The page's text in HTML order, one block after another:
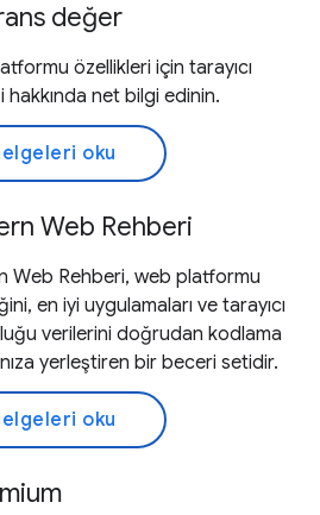
değer
özellikleri için tarayıcı
hakkında net bilgi edinin.
oku
Web Rehberi
Web Rehberi, web platformu
en iyi uygulamaları ve tarayıcı
verilerini doğrudan kodlama
yerleştiren bir beceri setidir.
oku